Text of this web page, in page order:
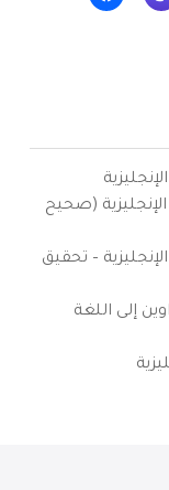
(صحيح
– تحقيق
إلى اللغة